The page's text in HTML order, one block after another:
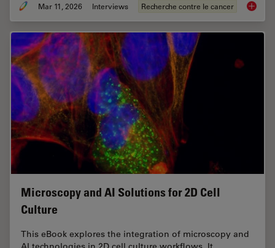
Mar 11, 2026 Interviews Recherche contre le cancer
Microscopy and AI Solutions for 2D Cell
Culture
This eBook explores the integration of microscopy and